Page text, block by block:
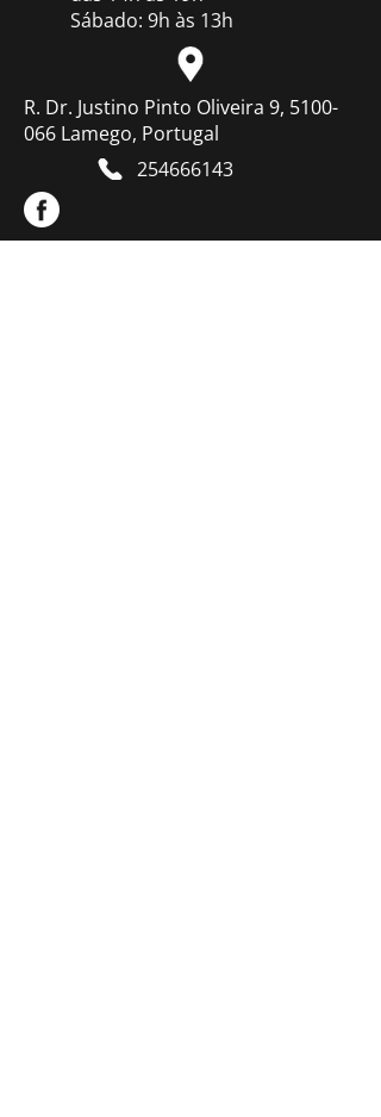
Sábado: 9h às 13h
R. Dr. Justino Pinto Oliveira 9, 5100-
066 Lamego, Portugal
254666143